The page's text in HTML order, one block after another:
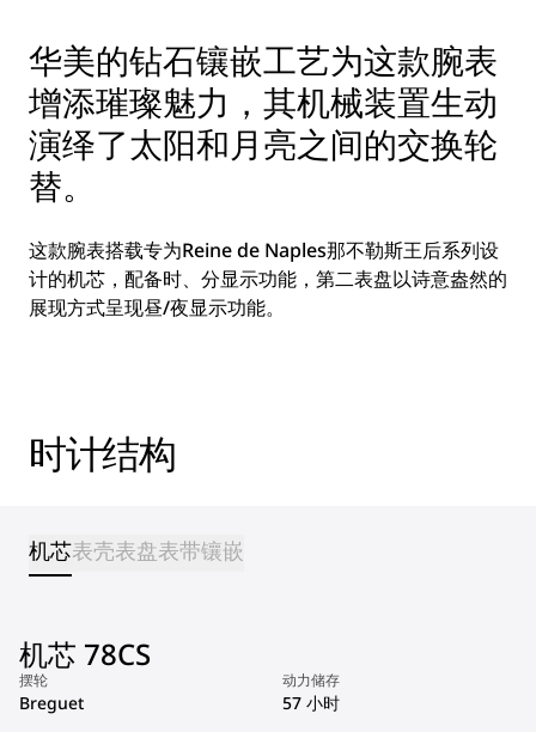
华美的钻石镶嵌工艺为这款腕表
增添璀璨魅力，其机械装置生动
演绎了太阳和月亮之间的交换轮
替。
这款腕表搭载专为Reine de Naples那不勒斯王后系列设
计的机芯，配备时、分显示功能，第二表盘以诗意盎然的
展现方式呈现昼/夜显示功能。
时计结构
机芯表壳表盘表带镶嵌
机芯 78CS
摆轮
Breguet
动力储存
57 小时